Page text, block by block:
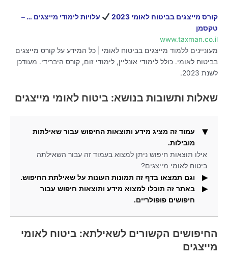
קורס מייצגים בביטוח לאומי 2023
עלויות לימודי מייצגים … –
טקסמן
www.taxman.co.il
מעוניינים ללמוד מייצגים בביטוח לאומי | כל המידע על קורס מייצגים
בביטוח לאומי. כולל לימודי אונליין, לימודי זום, קורס היברידי. מעודכן
לשנת 2023.
שאלות ותשובות בנושא: ביטוח לאומי מייצגים
עמוד זה מציג מידע ותוצאות החיפוש עבור שאילתות
מובילות.
אילו תוצאות חיפוש ניתן למצוא בעמוד זה עבור השאילתה
ביטוח לאומי מייצגים?
וגם תמצאו בדף זה תמונות העונות על שאילתת החיפוש.
אילו תוצאות חיפוש נוספים ניתן למצוא כאן עבור השאילתה
ביטוח לאומי מייצגים?
באתר זה תוכלו למצוא מידע ותוצאות חיפוש עבור
חיפושים פופולריים.
החיפושים הקשורים לשאילתא: ביטוח לאומי
מייצגים